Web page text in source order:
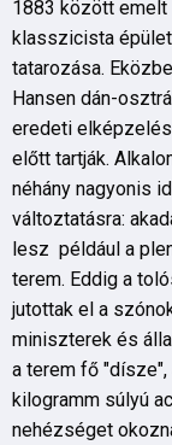
1883 között
klasszicista
tatarozása.
Hansen dán-
eredeti
előtt tartják.
néhány nagyonis
változtatásra:
lesz például a
terem. Eddig a
jutottak el a
miniszterek és
a terem fő
kilogramm súlyú
nehézséget